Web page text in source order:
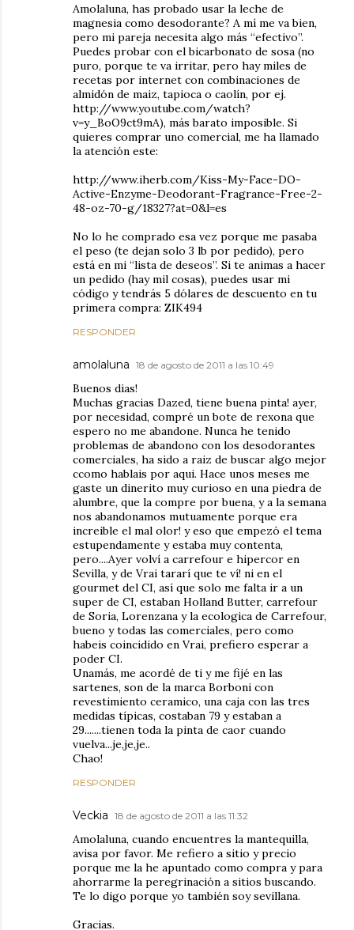
Amolaluna, has probado usar la leche de
magnesia como desodorante? A mí me va bien,
pero mi pareja necesita algo más “efectivo”.
Puedes probar con el bicarbonato de sosa (no
puro, porque te va irritar, pero hay miles de
recetas por internet con combinaciones de
almidón de maiz, tapioca o caolín, por ej.
http://www.youtube.com/watch?
v=y_BoO9ct9mA), más barato imposible. Si
quieres comprar uno comercial, me ha llamado
la atención este:
http://www.iherb.com/Kiss-My-Face-DO-
Active-Enzyme-Deodorant-Fragrance-Free-2-
48-oz-70-g/18327?at=0&l=es
No lo he comprado esa vez porque me pasaba
el peso (te dejan solo 3 lb por pedido), pero
está en mi “lista de deseos”. Si te animas a hacer
un pedido (hay mil cosas), puedes usar mi
código y tendrás 5 dólares de descuento en tu
primera compra: ZIK494
RESPONDER
amolaluna 18 de agosto de 2011 a las 10:49
Buenos dias!
Muchas gracias Dazed, tiene buena pinta! ayer,
por necesidad, compré un bote de rexona que
espero no me abandone. Nunca he tenido
problemas de abandono con los desodorantes
comerciales, ha sido a raiz de buscar algo mejor
ccomo hablais por aqui. Hace unos meses me
gaste un dinerito muy curioso en una piedra de
alumbre, que la compre por buena, y a la semana
nos abandonamos mutuamente porque era
increible el mal olor! y eso que empezó el tema
estupendamente y estaba muy contenta,
pero....Ayer volví a carrefour e hipercor en
Sevilla, y de Vrai tararí que te ví! ni en el
gourmet del CI, así que solo me falta ir a un
super de CI, estaban Holland Butter, carrefour
de Soria, Lorenzana y la ecologica de Carrefour,
bueno y todas las comerciales, pero como
habeis coincidido en Vrai, prefiero esperar a
poder CI.
Unamás, me acordé de ti y me fijé en las
sartenes, son de la marca Borboni con
revestimiento ceramico, una caja con las tres
medidas típicas, costaban 79 y estaban a
29.......tienen toda la pinta de caor cuando
vuelva...je,je,je..
Chao!
RESPONDER
Veckia 18 de agosto de 2011 a las 11:32
Amolaluna, cuando encuentres la mantequilla,
avisa por favor. Me refiero a sitio y precio
porque me la he apuntado como compra y para
ahorrarme la peregrinación a sitios buscando.
Te lo digo porque yo también soy sevillana.
Gracias.